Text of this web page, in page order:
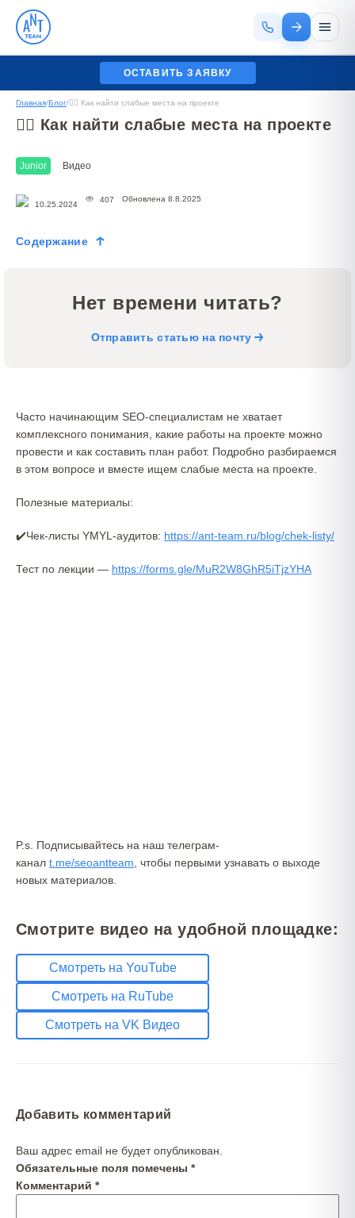
ОСТАВИТЬ ЗАЯВКУ
Главная/Блог/🕵️‍♂️ Как найти слабые места на проекте
🕵️‍♂️ Как найти слабые места на проекте
Junior Видео
10.25.2024
407 Обновлена 8.8.2025
Содержание
Нет времени читать?
Отправить статью на почту
Часто начинающим SEO-специалистам не хватает
комплексного понимания, какие работы на проекте можно
провести и как составить план работ. Подробно разбираемся
в этом вопросе и вместе ищем слабые места на проекте.
Полезные материалы:
✔️Чек-листы YMYL-аудитов: ​ https://ant-team.ru/blog/chek-listy/
Тест по лекции — https://forms.gle/MuR2W8GhR5iTjzYHA
P.s. Подписывайтесь на наш телеграм-
канал t.me/seoantteam , чтобы первыми узнавать о выходе
новых материалов.
Смотрите видео на удобной площадке:
Смотреть на YouTube
Смотреть на RuTube
Смотреть на VK Видео
Добавить комментарий
Ваш адрес email не будет опубликован.
Обязательные поля помечены *
Комментарий *